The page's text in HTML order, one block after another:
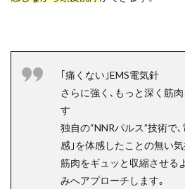
｢痛くない｣EMS電気針
さらに強く､もっと深く筋
す
独自の“NNRパルス”技術で
感｣を体感したことの無い
筋肉をギュッと収縮させる
みへアプローチします｡